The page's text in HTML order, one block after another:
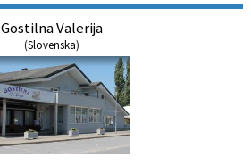
Gostilna Valerija
(Slovenska)